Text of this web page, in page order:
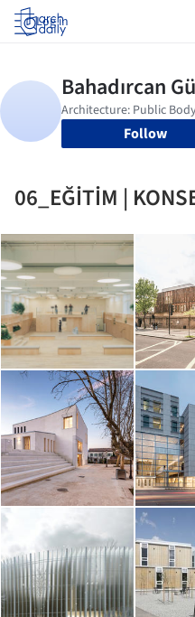
Log in
Follow
06_EĞİTİM |